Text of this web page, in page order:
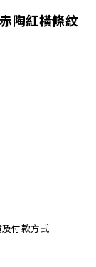
陶紅橫條紋
及付款方式